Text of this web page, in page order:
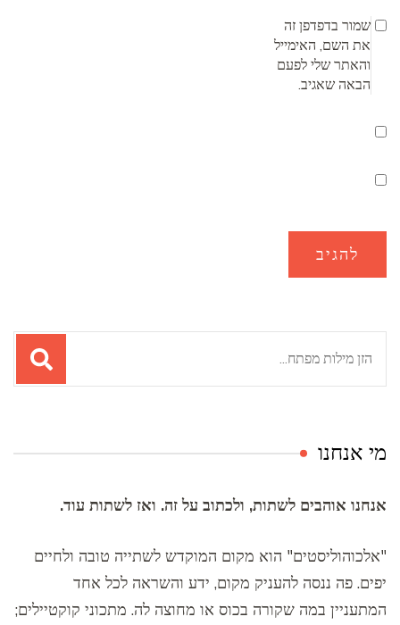
שמור בדפדפן זה
את השם, האימייל
והאתר שלי לפעם
הבאה שאגיב.
מי אנחנו
אנחנו אוהבים לשתות, ולכתוב על זה. ואז לשתות עוד.
"אלכוהוליסטים" הוא מקום המוקדש לשתייה טובה ולחיים
יפים. פה ננסה להעניק מקום, ידע והשראה לכל אחד
המתעניין במה שקורה בכוס או מחוצה לה. מתכוני קוקטיילים;